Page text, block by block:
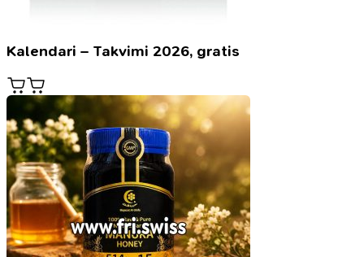
Kalendari – Takvimi 2026, gratis